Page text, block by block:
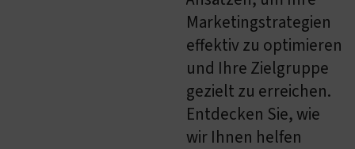
Marketingstrategien
effektiv zu optimieren
und Ihre Zielgruppe
gezielt zu erreichen.
Entdecken Sie, wie
wir Ihnen helfen